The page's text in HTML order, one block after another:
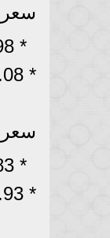
سعر
* 51.98 جنيه للشراء.
* 52.08 جنيه للبيع.
سعر
* 51.83 جنيه للشراء.
* 51.93 جنيه للبيع.